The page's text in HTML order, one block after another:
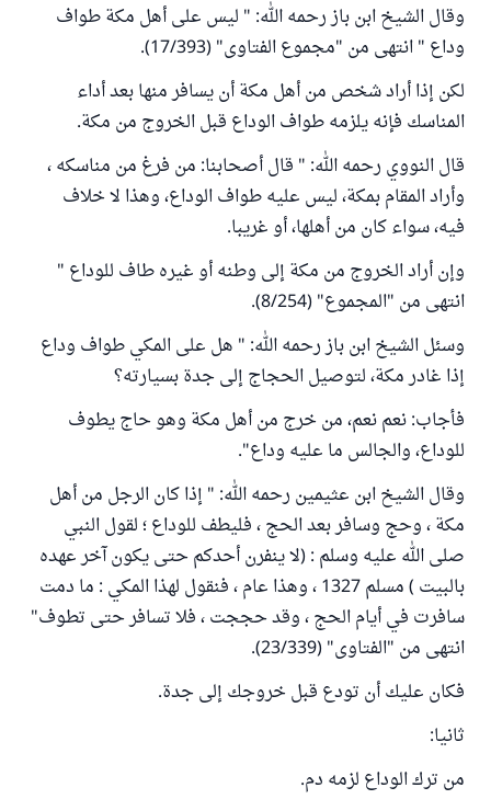
وقال الشيخ ابن باز رحمه الله: " ليس على أهل مكة طواف
وداع " انتهى من "مجموع الفتاوى" (17/393).
لكن إذا أراد شخص من أهل مكة أن يسافر منها بعد أداء
المناسك فإنه يلزمه طواف الوداع قبل الخروج من مكة.
قال النووي رحمه الله: " قال أصحابنا: من فرغ من مناسكه ،
وأراد المقام بمكة، ليس عليه طواف الوداع، وهذا لا خلاف
فيه، سواء كان من أهلها، أو غريبا.
وإن أراد الخروج من مكة إلى وطنه أو غيره طاف للوداع "
انتهى من "المجموع" (8/254).
وسئل الشيخ ابن باز رحمه الله: " هل على المكي طواف وداع
إذا غادر مكة، لتوصيل الحجاج إلى جدة بسيارته؟
فأجاب: نعم نعم، من خرج من أهل مكة وهو حاج يطوف
للوداع، والجالس ما عليه وداع".
وقال الشيخ ابن عثيمين رحمه الله: " إذا كان الرجل من أهل
مكة ، وحج وسافر بعد الحج ، فليطف للوداع ؛ لقول النبي
صلى الله عليه وسلم : (لا ينفرن أحدكم حتى يكون آخر عهده
بالبيت ) مسلم 1327 ، وهذا عام ، فنقول لهذا المكي : ما دمت
سافرت في أيام الحج ، وقد حججت ، فلا تسافر حتى تطوف"
انتهى من "الفتاوى" (23/339).
فكان عليك أن تودع قبل خروجك إلى جدة.
ثانيا:
من ترك الوداع لزمه دم.